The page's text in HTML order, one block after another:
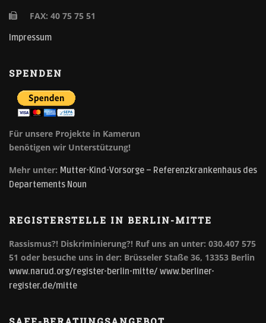
FAX: 40 75 75 51
Impressum
SPENDEN
Für unsere Projekte in Kamerun
benötigen wir Unterstützung!
Mehr unter: Mutter-Kind-Vorsorge – Referenzkrankenhaus des
Departements Noun
REGISTERSTELLE IN BERLIN-MITTE
Rassismus?! Diskriminierung?! Ruf uns an unter: 030.407 575
51 oder besuche uns in der: Brüsseler Staße 36, 13353 Berlin
www.narud.org/register-berlin-mitte/ www.berliner-
register.de/mitte